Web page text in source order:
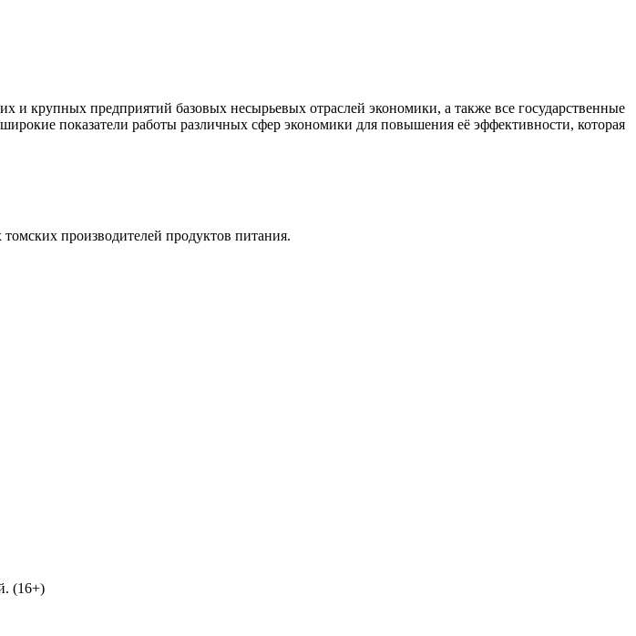
крупных предприятий базовых несырьевых отраслей экономики, а также все государственные
показатели работы различных сфер экономики для повышения её эффективности, которая
производителей продуктов питания.
(16+)